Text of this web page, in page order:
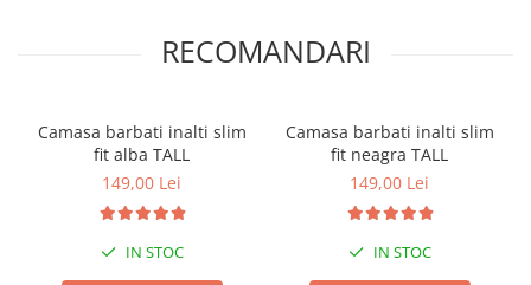
RECOMANDARI
Camasa barbati inalti slim
fit alba TALL
149,00 Lei
IN STOC
Camasa barbati inalti slim
fit neagra TALL
149,00 Lei
IN STOC